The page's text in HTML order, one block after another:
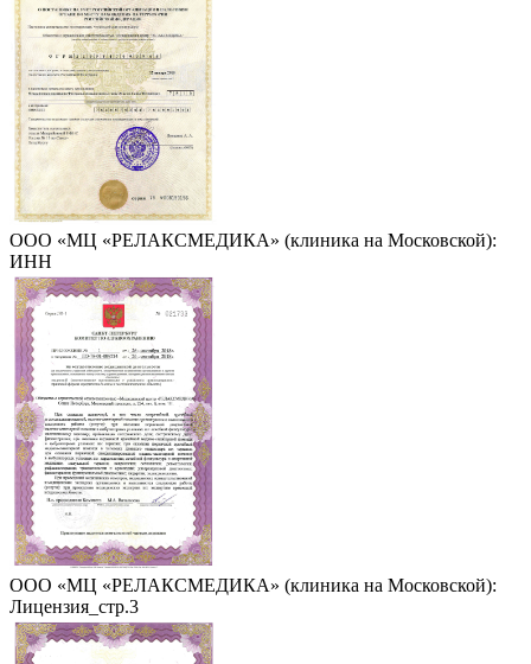
ООО «МЦ «РЕЛАКСМЕДИКА» (клиника на Московской):
ИНН
ООО «МЦ «РЕЛАКСМЕДИКА» (клиника на Московской):
Лицензия_стр.3